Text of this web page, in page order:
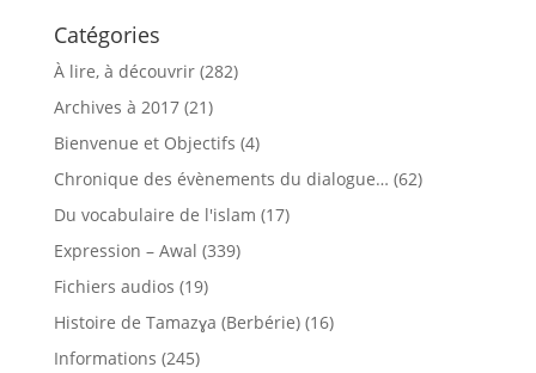
Catégories
À lire, à découvrir(282)
Archives à 2017(21)
Bienvenue et Objectifs (4)
Chronique des évènements du dialogue… (62)
Du vocabulaire de l'islam (17)
Expression – Awal (339)
Fichiers audios (19)
Histoire de Tamazɣa (Berbérie)(16)
Informations (245)